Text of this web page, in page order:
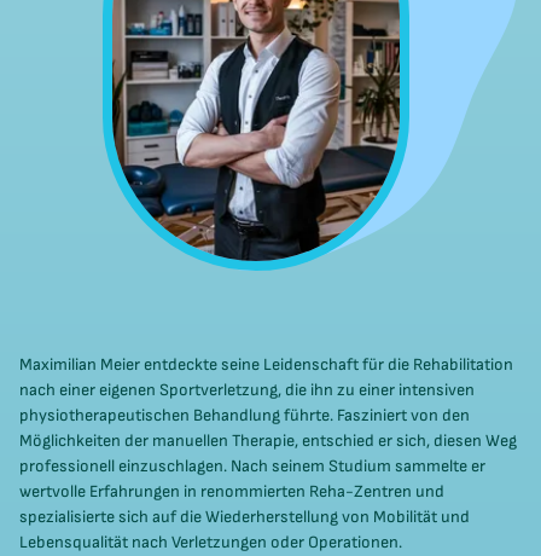
Maximilian Meier entdeckte seine Leidenschaft für die Rehabilitation
nach einer eigenen Sportverletzung, die ihn zu einer intensiven
physiotherapeutischen Behandlung führte. Fasziniert von den
Möglichkeiten der manuellen Therapie, entschied er sich, diesen Weg
professionell einzuschlagen. Nach seinem Studium sammelte er
wertvolle Erfahrungen in renommierten Reha-Zentren und
spezialisierte sich auf die Wiederherstellung von Mobilität und
Lebensqualität nach Verletzungen oder Operationen.